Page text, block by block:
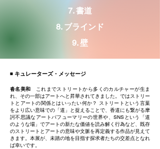
7. 書道
8. ブラインド
9. 壁
◾️ キュレーターズ・メッセージ
沓名美和 これまでストリートから多くのカルチャーが生ま
れ、その一部はアートへと昇華されてきました。ではストリー
トとアートの関係とはいったい何か？ ストリートという言葉
をより広い意味での「道」と捉えることで、香道にも繋がる摩
訶不思議なアートパフューマリーの世界や、SNSという「道
のような場」でアートの新たな価値を読み解く行為など、既存
のストリートとアートの意味や文脈を再定義する作品が見えて
きます。本展が、未踏の地を目指す探求者たちの交差点となれ
ば幸いです。